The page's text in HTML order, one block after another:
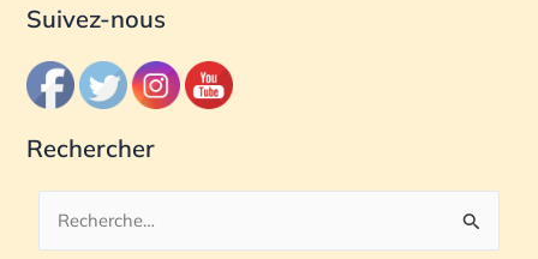
Suivez-nous
Rechercher